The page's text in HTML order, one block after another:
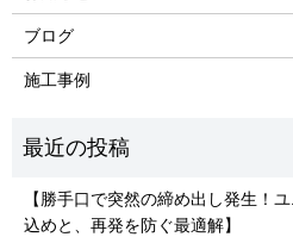
ブログ
施工事例
【勝手口で突然の締め出し発生！
込めと、再発を防ぐ最適解】